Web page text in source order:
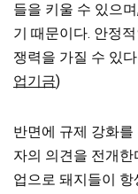
들을 키울 수 있으
기 때문이다. 안정
쟁력을 가질 수 있
업기금)
반면에 규제 강화
자의 의견을 전개
업으로 돼지들이